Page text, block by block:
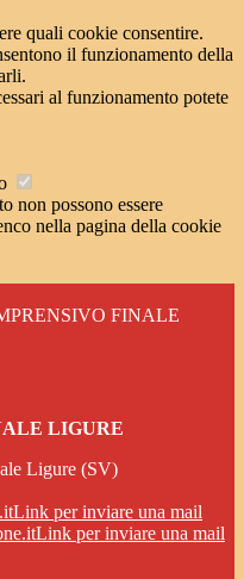
quali cookie consentire.
il funzionamento della
al funzionamento potete
non possono essere
nella pagina della cookie
FINALE
LIGURE
Ligure (SV)
Link per inviare una mail
Link per inviare una mail